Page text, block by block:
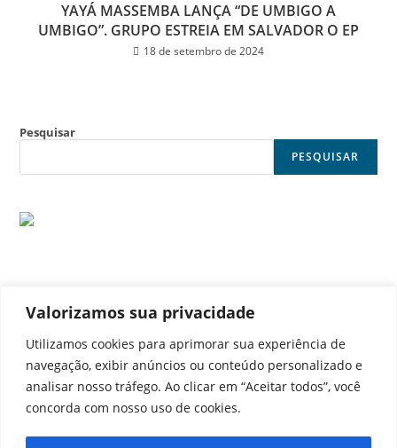
Valorizamos sua privacidade
Utilizamos cookies para aprimorar sua experiência de
navegação, exibir anúncios ou conteúdo personalizado e
analisar nosso tráfego. Ao clicar em “Aceitar todos”, você
concorda com nosso uso de cookies.
YAYÁ MASSEMBA LANÇA “DE UMBIGO A
UMBIGO”. GRUPO ESTREIA EM SALVADOR O EP
18 de setembro de 2024
Pesquisar
PESQUISAR